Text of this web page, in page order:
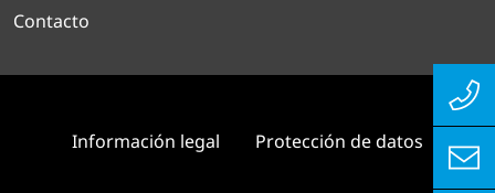
Contacto
Información legal Protección de datos